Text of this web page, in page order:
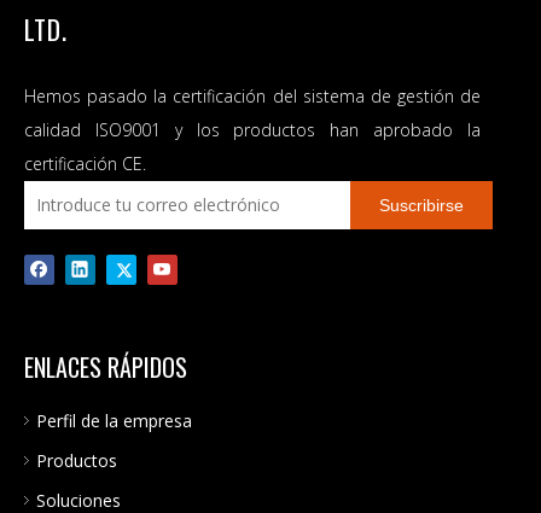
LTD.
Hemos pasado la certificación del sistema de gestión de
calidad ISO9001 y los productos han aprobado la
certificación CE.
Suscribirse
ENLACES RÁPIDOS
Perfil de la empresa
Productos
Soluciones